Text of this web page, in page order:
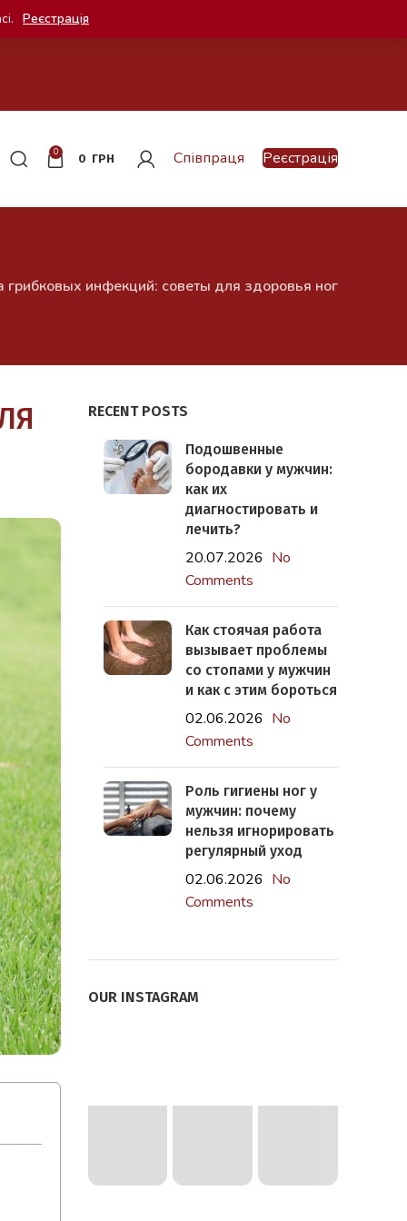
0
0 ГРН Співпраця Реєстрація
грибковых инфекций: советы для здоровья ног
RECENT POSTS
Подошвенные
бородавки у мужчин:
как их
диагностировать и
лечить?
20.07.2026 No
Comments
Как стоячая работа
вызывает проблемы
со стопами у мужчин
и как с этим бороться
02.06.2026 No
Comments
Роль гигиены ног у
мужчин: почему
нельзя игнорировать
регулярный уход
02.06.2026 No
Comments
OUR INSTAGRAM
Реєстрація